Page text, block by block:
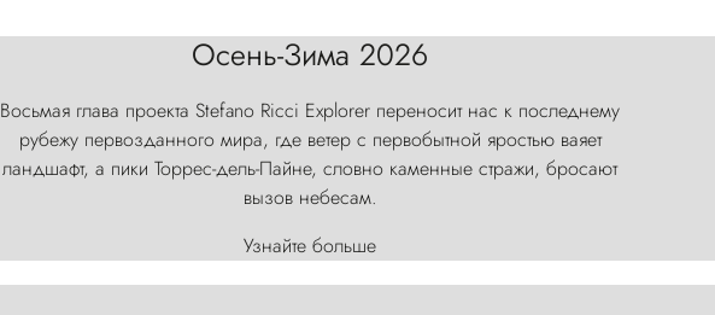
Осень-Зима 2026
Восьмая глава проекта Stefano Ricci Explorer переносит нас к последнему
рубежу первозданного мира, где ветер с первобытной яростью ваяет
ландшафт, а пики Торрес-дель-Пайне, словно каменные стражи, бросают
вызов небесам.
Узнайте больше